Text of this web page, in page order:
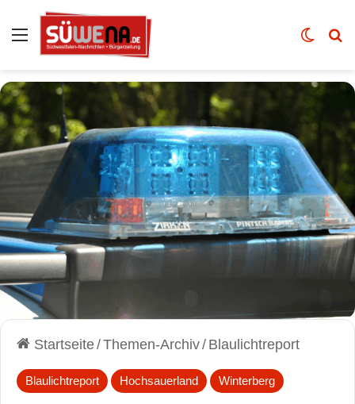
Auswahl Skin
Startseite/Themen-Archiv/ Blaulichtreport
Blaulichtreport Hochsauerland Winterberg